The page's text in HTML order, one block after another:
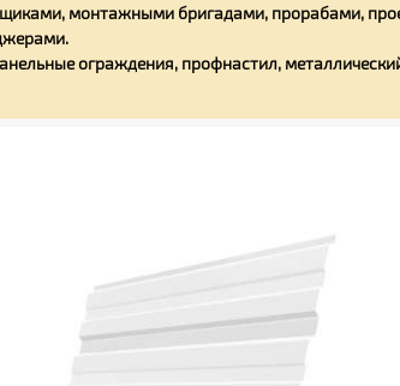
монтажными бригадами, прорабами,
ограждения, профнастил,